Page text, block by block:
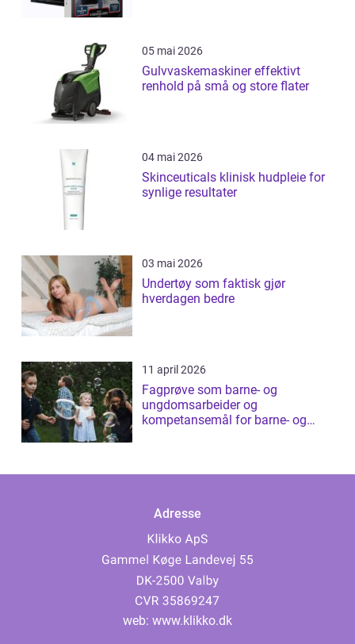
05 mai 2026
Gulvvaskemaskiner effektivt
renhold på små og store flater
04 mai 2026
Skinceuticals klinisk hudpleie for
synlige resultater
03 mai 2026
Undertøy som faktisk gjør
hverdagen bedre
11 april 2026
Fagprøve som barne- og
ungdomsarbeider og
kompetansemål for barne- og
Adresse
web: www.klikko.dk